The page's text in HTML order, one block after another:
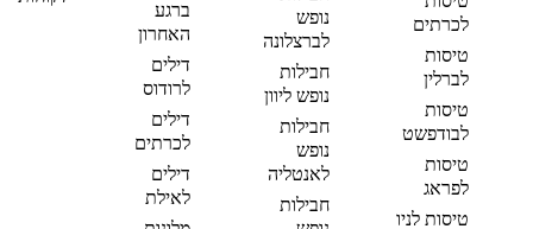
לכרתים
טיסות
לברלין
טיסות
לבודפשט
טיסות
לפראג
טיסות לניו
נופש
לברצלונה
חבילות
נופש ליוון
חבילות
נופש
לאנטליה
חבילות
ברגע
האחרון
דילים
לרודוס
דילים
לכרתים
דילים
לאילת